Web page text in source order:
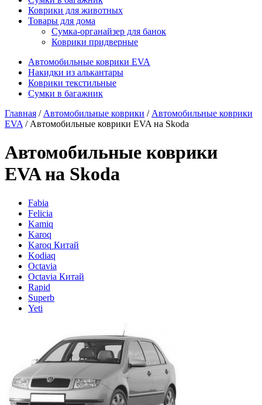
Коврики для животных
Товары для дома
Сумка-органайзер для банок
Коврики придверные
Автомобильные коврики EVA
Накидки из алькантары
Коврики текстильные
Сумки в багажник
Главная / Автомобильные коврики / Автомобильные коврики
EVA / Автомобильные коврики EVA на Skoda
Автомобильные коврики
EVA на Skoda
Fabia
Felicia
Kamiq
Karoq
Karoq Китай
Kodiaq
Octavia
Octavia Китай
Rapid
Superb
Yeti